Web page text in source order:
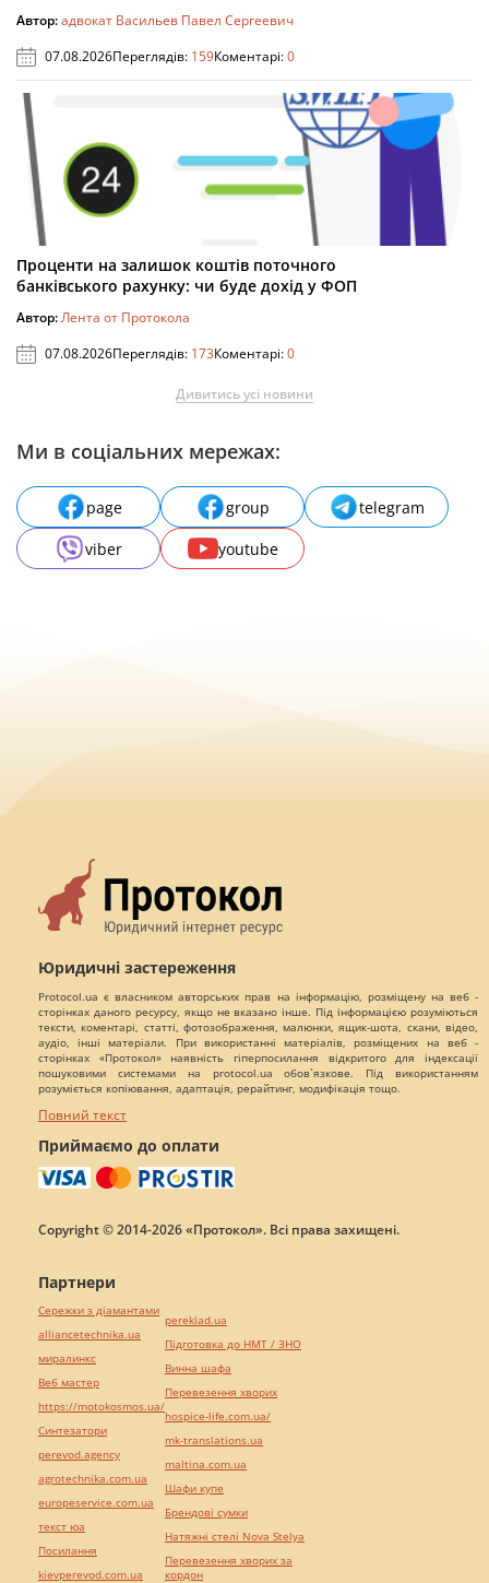
Автор:адвокат Васильев Павел Сергеевич
07.08.2026Переглядів: 159Коментарі:0
Проценти на залишок коштів поточного
банківського рахунку: чи буде дохід у ФОП
Автор:Лента от Протокола
07.08.2026Переглядів: 173Коментарі:0
Дивитись усі новини
Ми в соціальних мережах:
page group
telegram
viber
youtube
Юридичні застереження
Protocol.ua є власником авторських прав на інформацію, розміщену на веб -
сторінках даного ресурсу, якщо не вказано інше. Під інформацією розуміються
тексти, коментарі, статті, фотозображення, малюнки, ящик-шота, скани, відео,
аудіо, інші матеріали. При використанні матеріалів, розміщених на веб -
сторінках «Протокол» наявність гіперпосилання відкритого для індексації
пошуковими системами на protocol.ua обов`язкове. Під використанням
розуміється копіювання, адаптація, рерайтинг, модифікація тощо.
Повний текст
Приймаємо до оплати
Copyright © 2014-2026 «Протокол». Всі права захищені.
Партнери
Сережки з діамантами
alliancetechnika.ua
миралинкс
Веб мастер
https://motokosmos.ua/
Синтезатори
perevod.agency
agrotechnika.com.ua
europeservice.com.ua
текст юа
Посилання
kievperevod.com.ua
pereklad.ua
Підготовка до НМТ / ЗНО
Винна шафа
Перевезення хворих
hospice-life.com.ua/
mk-translations.ua
maltina.com.ua
Шафи купе
Брендові сумки
Натяжні стелі Nova Stelya
Перевезення хворих за
кордон